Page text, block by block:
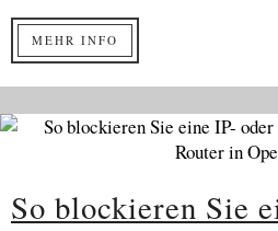
MEHR INFO
So blockieren Sie